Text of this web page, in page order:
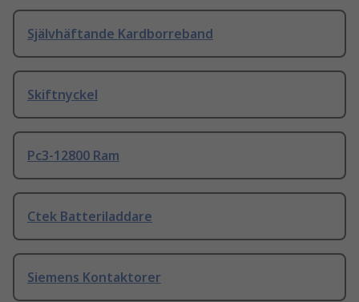
Självhäftande Kardborreband
Skiftnyckel
Pc3-12800 Ram
Ctek Batteriladdare
Siemens Kontaktorer